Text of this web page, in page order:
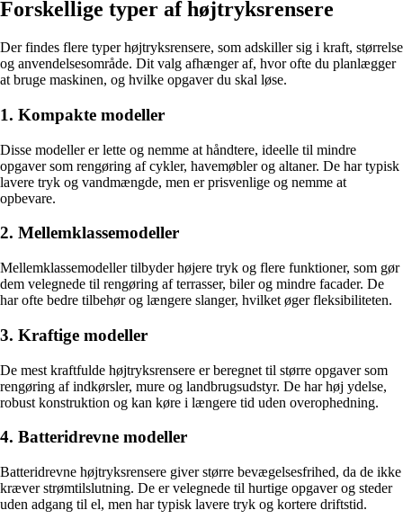
Forskellige typer af højtryksrensere
Der findes flere typer højtryksrensere, som adskiller sig i kraft, størrelse
og anvendelsesområde. Dit valg afhænger af, hvor ofte du planlægger
at bruge maskinen, og hvilke opgaver du skal løse.
1. Kompakte modeller
Disse modeller er lette og nemme at håndtere, ideelle til mindre
opgaver som rengøring af cykler, havemøbler og altaner. De har typisk
lavere tryk og vandmængde, men er prisvenlige og nemme at
opbevare.
2. Mellemklassemodeller
Mellemklassemodeller tilbyder højere tryk og flere funktioner, som gør
dem velegnede til rengøring af terrasser, biler og mindre facader. De
har ofte bedre tilbehør og længere slanger, hvilket øger fleksibiliteten.
3. Kraftige modeller
De mest kraftfulde højtryksrensere er beregnet til større opgaver som
rengøring af indkørsler, mure og landbrugsudstyr. De har høj ydelse,
robust konstruktion og kan køre i længere tid uden overophedning.
4. Batteridrevne modeller
Batteridrevne højtryksrensere giver større bevægelsesfrihed, da de ikke
kræver strømtilslutning. De er velegnede til hurtige opgaver og steder
uden adgang til el, men har typisk lavere tryk og kortere driftstid.